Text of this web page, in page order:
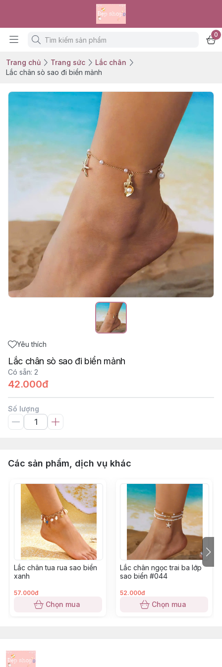
0
Trang chủ Trang sức
Lắc chân
Lắc chân sò sao đi biển mảnh
Yêu thích
Lắc chân sò sao đi biển mảnh
Có sẵn: 2
42.000đ
Số lượng
Các sản phẩm, dịch vụ khác
Lắc chân tua rua sao biển
xanh
57.000đ
Chọn mua
Lắc chân ngọc trai ba lớp
sao biển #044
52.000đ
Chọn mua